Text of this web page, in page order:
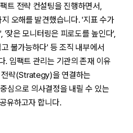
트 전략 컨설팅을 진행하면서,
오해를 발견했습니다. '지표 수가
'잦은 모니터링은 피로도를 높인다',
불가능하다' 등 조직 내부에서
. 임팩트 관리는 기관의 존재 이유
략(Strategy)을 연결하는
심으로 의사결정을 내릴 수 있는
유하고자 합니다.